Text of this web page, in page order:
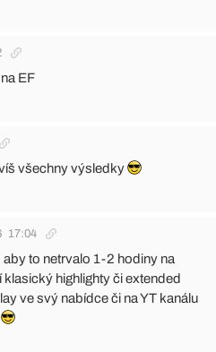
EF
všechny výsledky
17:04
to netrvalo 1-2 hodiny na
highlighty či extended
ve svý nabídce či na YT kanálu